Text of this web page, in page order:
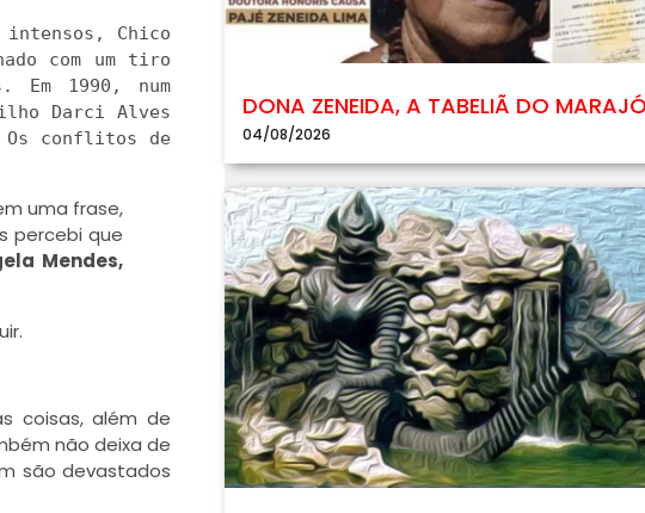
Chico
com um tiro
1990, num
Darci Alves
Os conflitos de
uma frase,
percebi que
Mendes,
coisas, além de
não deixa de
são devastados
DONA ZENEIDA, A TABELIÃ DO
04/08/2026